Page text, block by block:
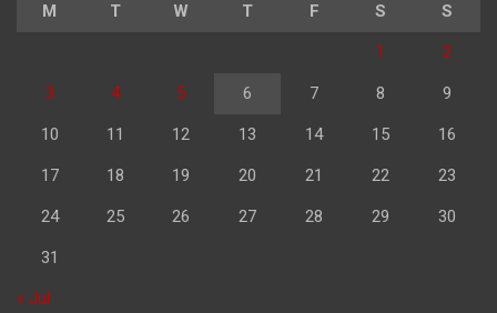
M T W T F S S
1 2
3 4 5 6 7 8 9
10 11 12 13 14 15 16
17 18 19 20 21 22 23
24 25 26 27 28 29 30
31
« Jul